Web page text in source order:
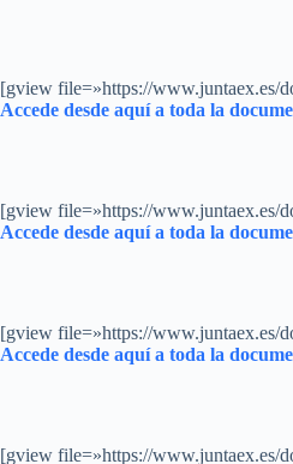
[gview file=»https://
Accede desde aquí a toda la
[gview file=»https://
Accede desde aquí a toda la
[gview file=»https://
Accede desde aquí a toda la
[gview file=»https://